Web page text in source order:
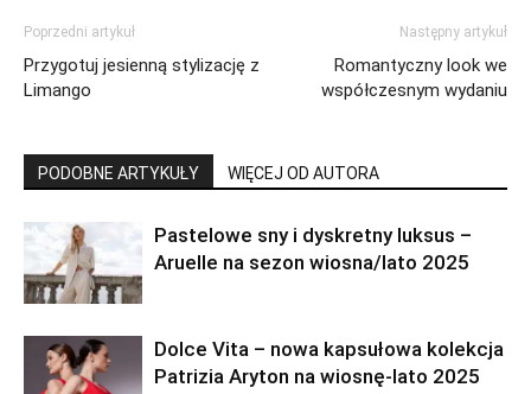
Poprzedni artykuł
Przygotuj jesienną stylizację z
Limango
Następny artykuł
Romantyczny look we
współczesnym wydaniu
PODOBNE ARTYKUŁY WIĘCEJ OD AUTORA
Pastelowe sny i dyskretny luksus –
Aruelle na sezon wiosna/lato 2025
Dolce Vita – nowa kapsułowa kolekcja
Patrizia Aryton na wiosnę-lato 2025